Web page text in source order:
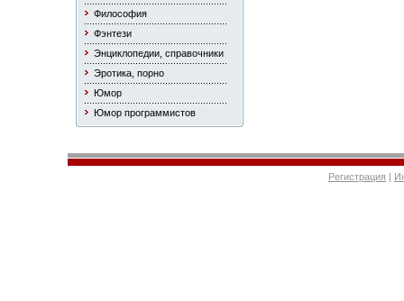
Философия
Фэнтези
Энциклопедии, справочники
Эротика, порно
Юмор
Юмор программистов
Регистрация |